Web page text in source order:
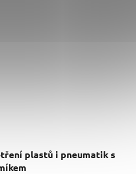
plastů i pneumatik s